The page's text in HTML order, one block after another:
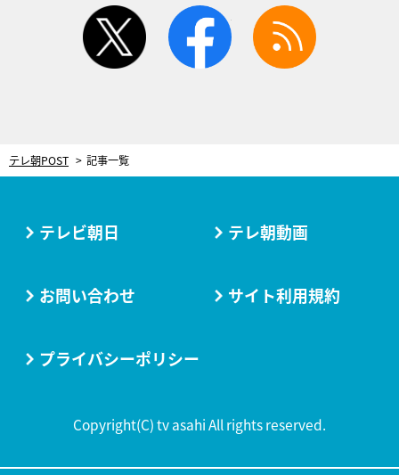
twitter facebook
テレ朝POST 記事一覧
テレビ朝日 テレ朝動画
お問い合わせ サイト利用規約
プライバシーポリシー
Copyright(C) tv asahi All rights reserved.